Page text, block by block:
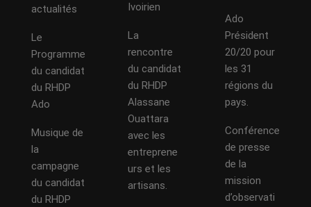
actualités
Le
Programme
du candidat
du RHDP
Ado
Musique de
la
campagne
du candidat
du RHDP
Ivoirien
La
rencontre
du candidat
du RHDP
Alassane
Ouattara
avec les
entreprene
urs et les
artisans.
Ado
Président
20/20 pour
les 31
régions du
pays.
Conférence
de presse
de la
mission
d’observati